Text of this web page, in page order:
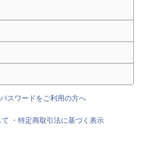
スワードをご利用の方へ
て
・特定商取引法に基づく表示